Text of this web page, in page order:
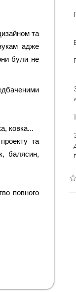
та
адже
були не
ковка...
та
балясин,
повного